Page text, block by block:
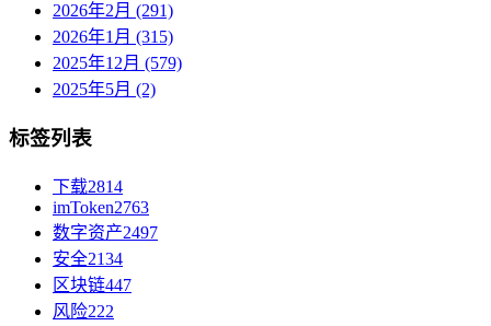
2026年2月 (291)
2026年1月 (315)
2025年12月 (579)
2025年5月 (2)
标签列表
下载2814
imToken2763
数字资产2497
安全2134
区块链447
风险222